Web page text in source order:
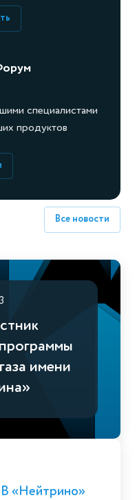
специалистами
продуктов
имени
«Нейтрино»
Все новости